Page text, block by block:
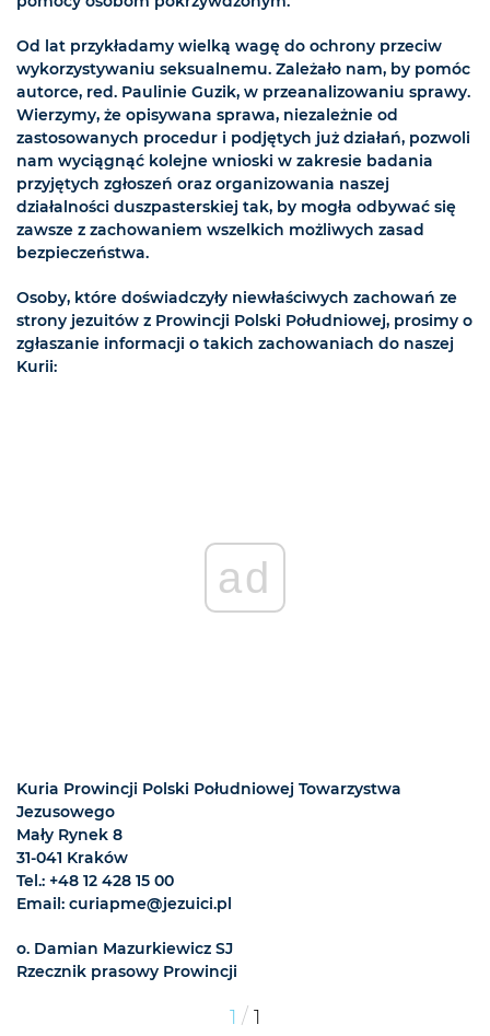
Od lat przykładamy wielką wagę do ochrony przeciw
wykorzystywaniu seksualnemu. Zależało nam, by pomóc
autorce, red. Paulinie Guzik, w przeanalizowaniu sprawy.
Wierzymy, że opisywana sprawa, niezależnie od
zastosowanych procedur i podjętych już działań, pozwoli
nam wyciągnąć kolejne wnioski w zakresie badania
przyjętych zgłoszeń oraz organizowania naszej
działalności duszpasterskiej tak, by mogła odbywać się
zawsze z zachowaniem wszelkich możliwych zasad
bezpieczeństwa.
Osoby, które doświadczyły niewłaściwych zachowań ze
strony jezuitów z Prowincji Polski Południowej, prosimy o
zgłaszanie informacji o takich zachowaniach do naszej
Kurii:
ad
Kuria Prowincji Polski Południowej Towarzystwa
Jezusowego
Mały Rynek 8
31-041 Kraków
Tel.: +48 12 428 15 00
Email: curiapme@jezuici.pl
o. Damian Mazurkiewicz SJ
Rzecznik prasowy Prowincji
1 / 1